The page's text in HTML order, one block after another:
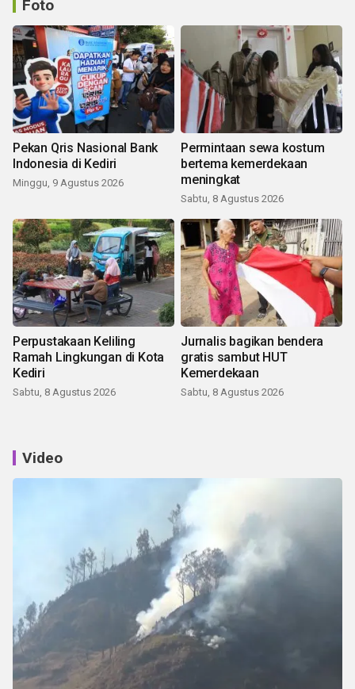
Foto
Pekan Qris Nasional Bank
Indonesia di Kediri
Minggu, 9 Agustus 2026
Permintaan sewa kostum
bertema kemerdekaan
meningkat
Sabtu, 8 Agustus 2026
Perpustakaan Keliling
Ramah Lingkungan di Kota
Kediri
Sabtu, 8 Agustus 2026
Jurnalis bagikan bendera
gratis sambut HUT
Kemerdekaan
Sabtu, 8 Agustus 2026
Video